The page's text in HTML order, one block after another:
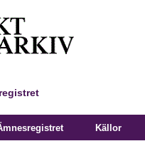
Källor